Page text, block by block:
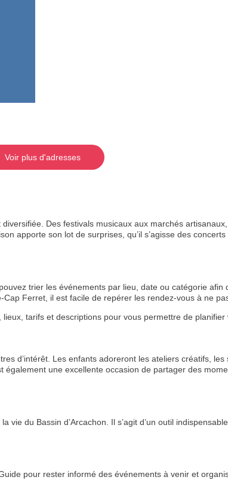
LES
Voir plus d'adresses
Des festivals musicaux aux marchés
apporte son lot de surprises, qu’il s’agisse des
trier les événements par lieu, date ou catégorie
Ferret, il est facile de repérer les rendez-vous à ne
tarifs et descriptions pour vous permettre de planifier
d’intérêt. Les enfants adoreront les ateliers créatifs,
une excellente occasion de partager des
du Bassin d’Arcachon. Il s’agit d’un outil
pour rester informé des événements à venir et